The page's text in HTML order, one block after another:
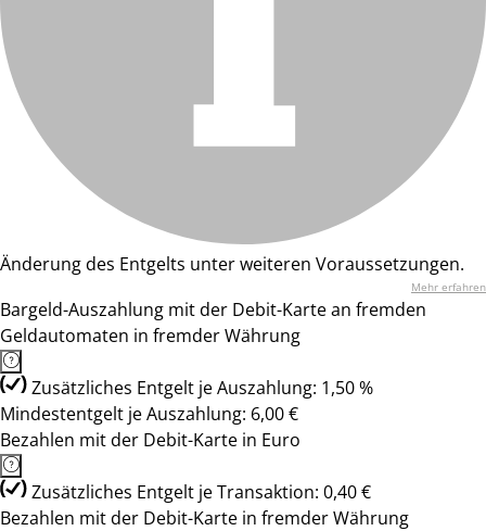
Änderung des Entgelts unter weiteren Voraussetzungen.
Mehr erfahren
Bargeld-Auszahlung mit der Debit-Karte an fremden
Geldautomaten in fremder Währung
Zusätzliches Entgelt je Auszahlung: 1,50 %
Mindestentgelt je Auszahlung: 6,00 €
Bezahlen mit der Debit-Karte in Euro
Zusätzliches Entgelt je Transaktion: 0,40 €
Bezahlen mit der Debit-Karte in fremder Währung